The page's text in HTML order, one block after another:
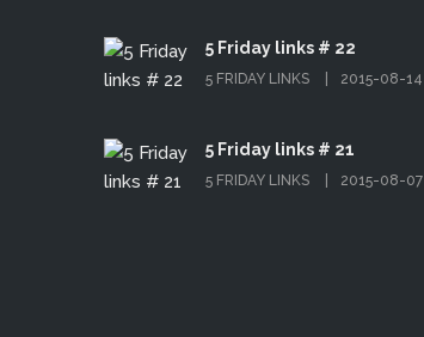
5 Friday links # 22
5 FRIDAY LINKS 2015-08-14
5 Friday links # 21
5 FRIDAY LINKS 2015-08-07